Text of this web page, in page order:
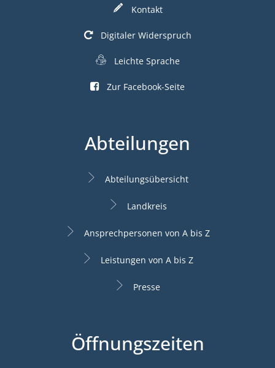
Kontakt
Digitaler Widerspruch
Leichte Sprache
Zur Facebook-Seite
Abteilungen
Abteilungsübersicht
Landkreis
Ansprechpersonen von A bis Z
Leistungen von A bis Z
Presse
Öffnungszeiten